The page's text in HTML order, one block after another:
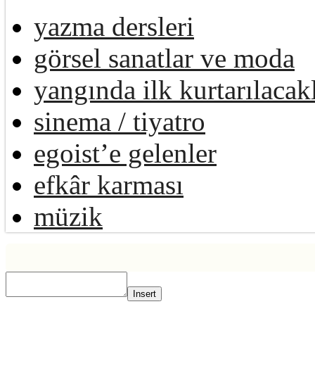
yazma dersleri
görsel sanatlar ve moda
yangında ilk
sinema / tiyatro
egoist’e gelenler
efkâr karması
müzik
Insert